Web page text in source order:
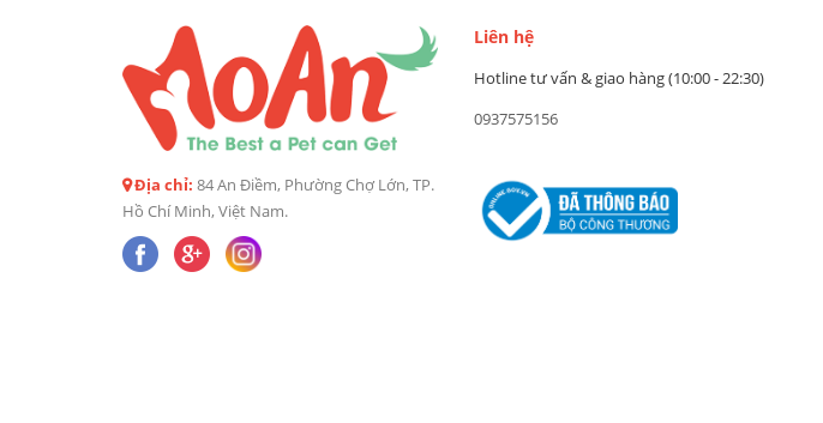
Địa chỉ: 84 An Điềm, Phường Chợ Lớn, TP.
Hồ Chí Minh, Việt Nam.
Liên hệ
Hotline tư vấn & giao hàng (10:00 - 22:30)
0937575156